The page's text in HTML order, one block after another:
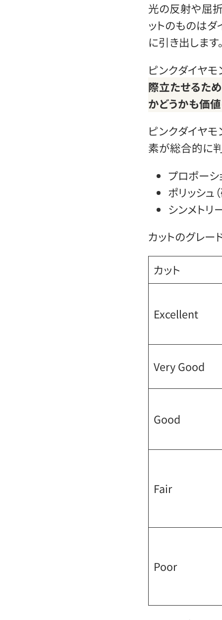
光の反射や屈
ットのものは
に引き出します
ピンクダイヤモ
際立たせるた
かどうかも価
ピンクダイヤモ
素が総合的に
プロポーシ
ポリッシュ
シンメトリ
カットのグレー
カット
Excellent
Very Good
Good
Fair
Poor